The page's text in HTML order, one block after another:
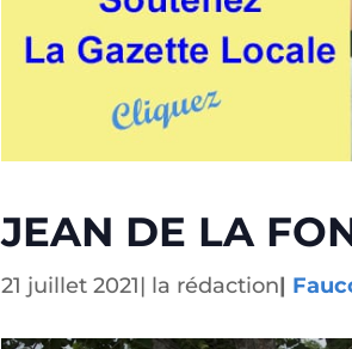
JEAN DE LA
21 juillet 2021| la rédaction|